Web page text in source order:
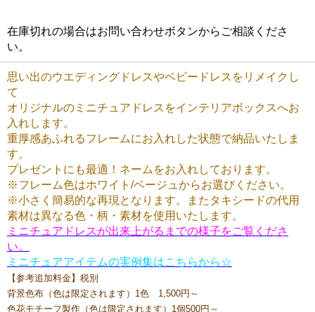
在庫切れの場合はお問い合わせボタンからご相談くださ
い。
思い出のウエディングドレスやベビードレスをリメイクし
て
オリジナルのミニチュアドレスをインテリアボックスへお
入れします。
重厚感あふれるフレームにお入れした状態で納品いたしま
す。
プレゼントにも最適！ネームをお入れしております。
※フレーム色はホワイト/ベージュからお選びください。
※小さく簡易的な再現となります。またタキシードの代用
素材は異なる色・柄・素材を使用いたします。
ミニチュアドレスが出来上がるまでの様子をご覧くださ
い。
ミニチュアアイテムの実例集はこちらから☆
【参考追加料金】税別
背景色布（色は限定されます）1色 1,500円～
色花モチーフ製作（色は限定されます）1個500円～